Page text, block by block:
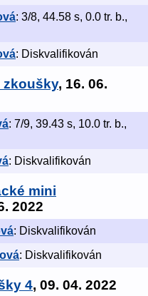
: 3/8, 44.58 s, 0.0 tr. b.,
: Diskvalifikován
zkoušky, 16. 06.
: 7/9, 39.43 s, 10.0 tr. b.,
: Diskvalifikován
mini
2022
: Diskvalifikován
: Diskvalifikován
4, 09. 04. 2022